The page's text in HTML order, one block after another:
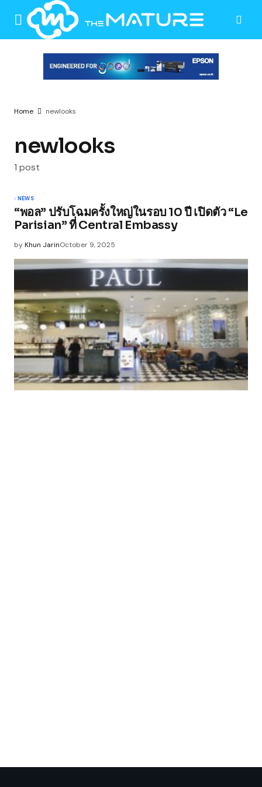
Home newlooks
newlooks
1 post
NEWS
“พอล” ปรับโฉมครั้งใหญ่ในรอบ 10 ปี เปิดตัว “Le
Parisian” ที่ Central Embassy
byKhun JarinOctober 9, 2025